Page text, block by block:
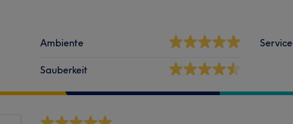
Ambiente
Sauberkeit
Service